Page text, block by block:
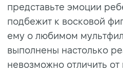
представьте эмоции
подбежит к восковой
ему о любимом
выполнены настолько
невозможно отличить от